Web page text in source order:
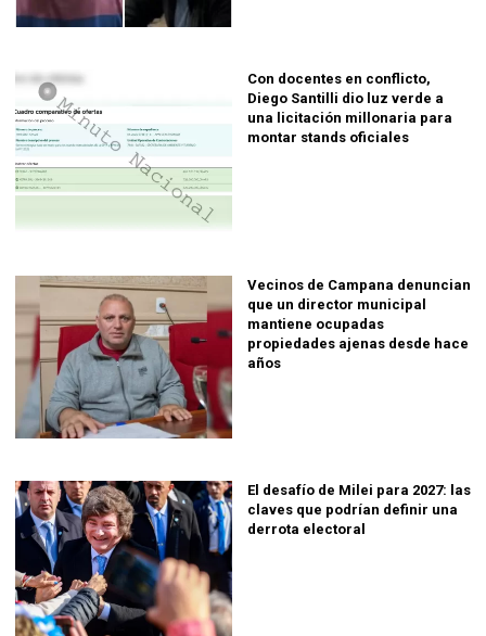
Con docentes en conflicto,
Diego Santilli dio luz verde a
una licitación millonaria para
montar stands oficiales
Vecinos de Campana denuncian
que un director municipal
mantiene ocupadas
propiedades ajenas desde hace
años
El desafío de Milei para 2027: las
claves que podrían definir una
derrota electoral